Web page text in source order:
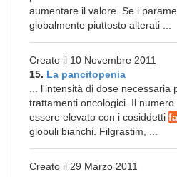
aumentare il valore. Se i
globalmente piuttosto alterati ...
Creato il 10 Novembre 2011
15. La pancitopenia
... l'intensità di dose necessaria
trattamenti oncologici. Il
essere elevato con i cosiddetti
globuli bianchi. Filgrastim, ...
Creato il 29 Marzo 2011